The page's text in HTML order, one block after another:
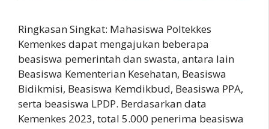
Ringkasan Singkat: Mahasiswa Poltekkes
Kemenkes dapat mengajukan beberapa
beasiswa pemerintah dan swasta, antara lain
Beasiswa Kementerian Kesehatan, Beasiswa
Bidikmisi, Beasiswa Kemdikbud, Beasiswa PPA,
serta beasiswa LPDP. Berdasarkan data
Kemenkes 2023, total 5.000 penerima beasiswa